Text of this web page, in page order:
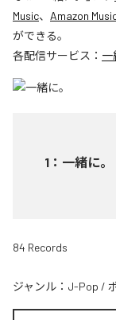
Music、 Amazon
ができる。
各配信サービス： 一
1 ： 一緒に。
84 Records
ジャンル： J-Pop /